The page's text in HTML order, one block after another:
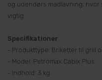
og udendørs madlavning,
vigtig.
Specifikationer
- Produkttype: Briketter til grill
- Model: Petromax Cabix Plus
- Indhold: 3 kg